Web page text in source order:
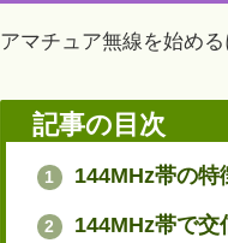
アマチュア無線を始め
記事の目次
1 144MHz帯の特
2 144MHz帯で交